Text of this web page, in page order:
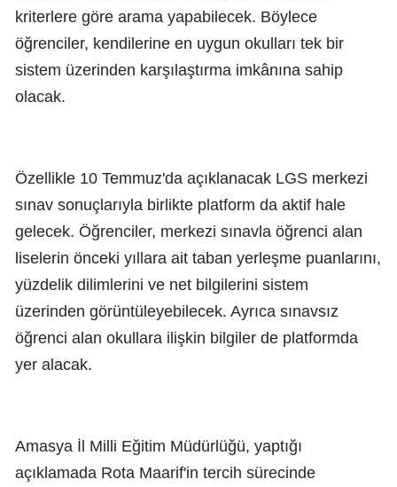
kriterlere göre arama yapabilecek. Böylece
öğrenciler, kendilerine en uygun okulları tek bir
sistem üzerinden karşılaştırma imkânına sahip
olacak.
Özellikle 10 Temmuz'da açıklanacak LGS merkezi
sınav sonuçlarıyla birlikte platform da aktif hale
gelecek. Öğrenciler, merkezi sınavla öğrenci alan
liselerin önceki yıllara ait taban yerleşme puanlarını,
yüzdelik dilimlerini ve net bilgilerini sistem
üzerinden görüntüleyebilecek. Ayrıca sınavsız
öğrenci alan okullara ilişkin bilgiler de platformda
yer alacak.
Amasya İl Milli Eğitim Müdürlüğü, yaptığı
açıklamada Rota Maarif'in tercih sürecinde